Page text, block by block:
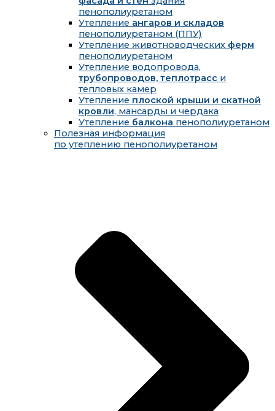
пенополиуретаном
Утепление ангаров и складов
пенополиуретаном (ППУ)
Утепление животноводческих ферм
пенополиуретаном
Утепление водопровода,
трубопроводов, теплотрасс и
тепловых камер
Утепление плоской крыши и скатной
кровли, мансарды и чердака
Утепление балкона пенополиуретаном
Полезная информация
по утеплению пенополиуретаном